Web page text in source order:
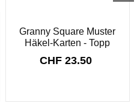
Granny Square Muster
Häkel-Karten - Topp
CHF 23.50